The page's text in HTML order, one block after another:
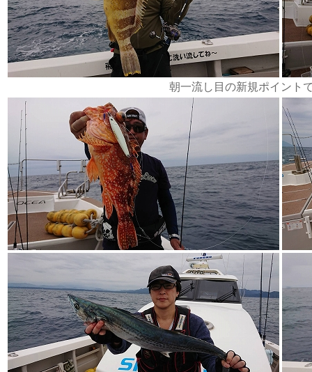
朝一流し目の新規ポイント